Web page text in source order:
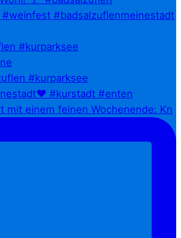
#kurparksee
mit einem feinen Wochenende: Kn